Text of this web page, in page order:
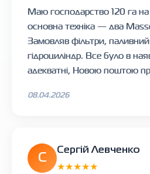
Маю господарство 120 га
основна техніка — два
Замовляв фільтри,
гідроциліндр. Все було в
адекватні, Новою поштою
08.04.2026
С
Сергій Левченко
★★★★★